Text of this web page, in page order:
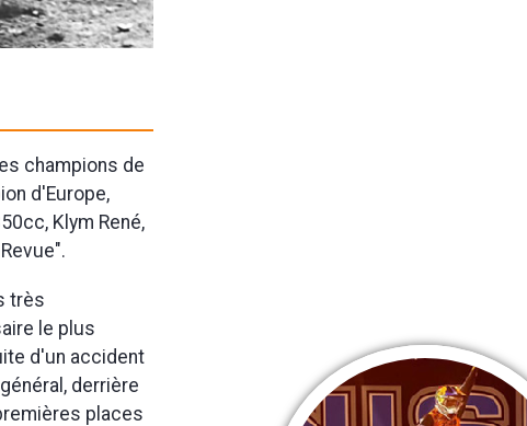
champions de
d'Europe,
Klym René,
très
le plus
d'un accident
derrière
places